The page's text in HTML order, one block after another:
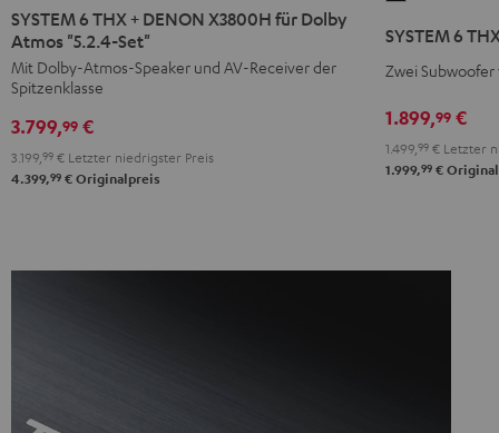
6
THX
+
DENON
X3800H
Dolby
6
THX
+
DENON
X3800H
Dolby
SYSTEM 6 THX + DENON X3800H für Dolby
Atmos "5.2.4-Set"
Mit Dolby-Atmos-Speaker und AV-Receiver der
Spitzenklasse
3.799,99 €
3.199, 99 € Letzter niedrigster Preis
4.399,99 € Originalpreis
THX
"5.2-
Schwarz
SYSTEM 6
Zwei
1.899,99 €
1.499,99 € Letzter
1.999,99 €